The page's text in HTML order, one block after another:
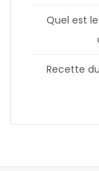
Quel est
Recette